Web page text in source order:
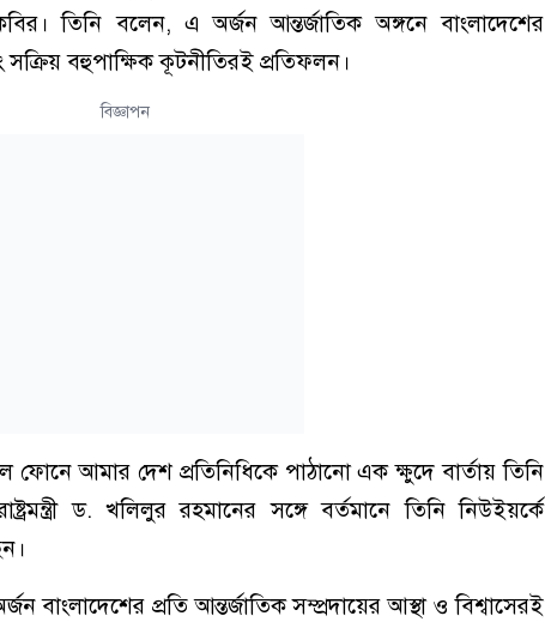
তিনি বলেন, এ অর্জন আন্তর্জাতিক অঙ্গনে বাংলাদেশের
সক্রিয় বহুপাক্ষিক কূটনীতিরই প্রতিফলন।
বিজ্ঞাপন
ফোনে আমার দেশ প্রতিনিধিকে পাঠানো এক ক্ষুদে বার্তায় তিনি
ড. খলিলুর রহমানের সঙ্গে বর্তমানে তিনি নিউইয়র্কে
প্রতি আন্তর্জাতিক সম্প্রদায়ের আস্থা ও বিশ্বাসেরই